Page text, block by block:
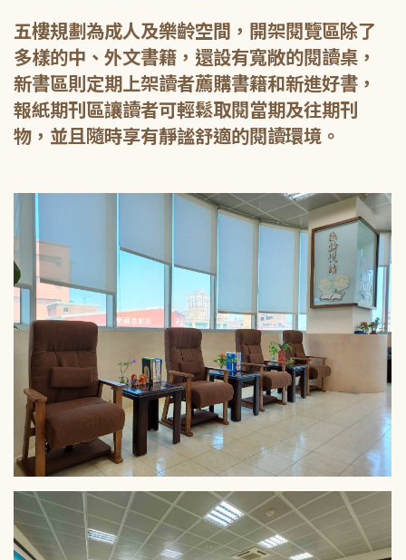
五樓規劃為成人及樂齡空間，開架閱覽區除了
多樣的中、外文書籍，還設有寬敞的閱讀桌，
新書區則定期上架讀者薦購書籍和新進好書，
報紙期刊區讓讀者可輕鬆取閱當期及往期刊
物，並且隨時享有靜謐舒適的閱讀環境。